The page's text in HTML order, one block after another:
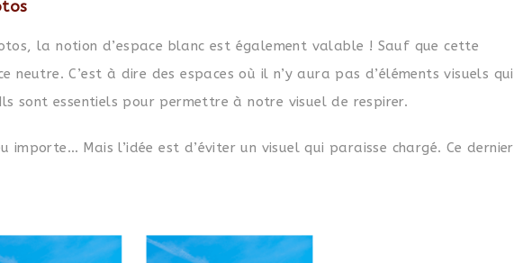
la notion d’espace blanc est également valable ! Sauf que cette
C’est à dire des espaces où il n’y aura pas d’éléments visuels qui
sont essentiels pour permettre à notre visuel de respirer.
Mais l’idée est d’éviter un visuel qui paraisse chargé. Ce dernier